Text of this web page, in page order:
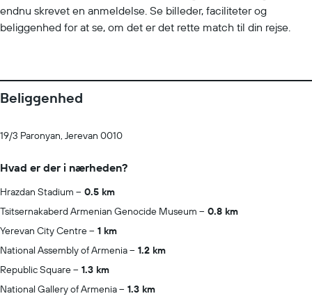
endnu skrevet en anmeldelse. Se billeder, faciliteter og
beliggenhed for at se, om det er det rette match til din rejse.
Beliggenhed
19/3 Paronyan, Jerevan 0010
Hvad er der i nærheden?
Hrazdan Stadium
0.5 km
Tsitsernakaberd Armenian Genocide Museum
0.8 km
Yerevan City Centre
1 km
National Assembly of Armenia
1.2 km
Republic Square
1.3 km
National Gallery of Armenia
1.3 km